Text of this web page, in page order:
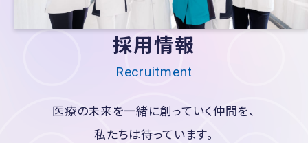
採用情報
Recruitment
医療の未来を一緒に創っていく仲間を、
私たちは待っています。